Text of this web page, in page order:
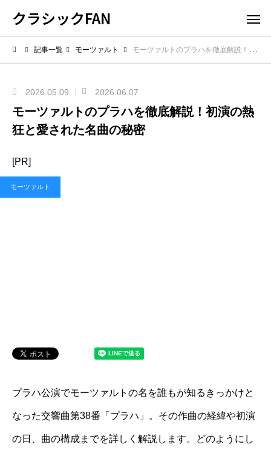
クラシックFAN
記事一覧 モーツァルト モーツァルトのプラハを徹底解説！初演の熱狂と愛された名曲の秘密
2026.05.09 2026.06.07
モーツァルトのプラハを徹底解説！初演の熱
狂と愛された名曲の秘密
[PR]
モーツァルト
プラハ公演でモーツァルトの名を誰もが知るきっかけと
なった交響曲第38番「プラハ」。その作曲の経緯や初演
の日、曲の構成までを詳しく解説します。どのようにし